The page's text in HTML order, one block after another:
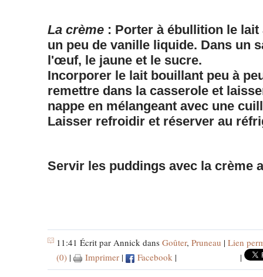
La crème : Porter à ébullition le lait
un peu de vanille liquide. Dans un
l'œuf, le jaune et le sucre.
Incorporer le lait bouillant peu à
remettre dans la casserole et
nappe en mélangeant avec une
Laisser refroidir et réserver au
Servir les puddings avec la crème
11:41 Écrit par Annick dans Goûter, Pruneau | Lien
(0) | Imprimer | Facebook | |